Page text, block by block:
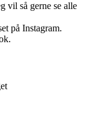
vil så gerne se alle
på Instagram.